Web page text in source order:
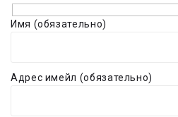
Имя (обязательно)
Адрес имейл (обязательно)